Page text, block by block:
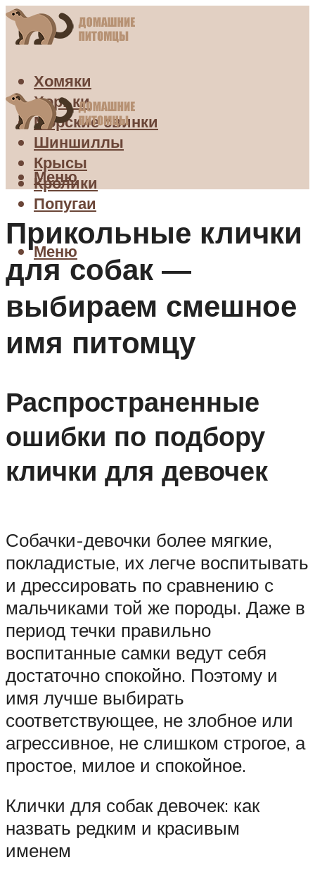
Хомяки
Хорьки
Морские свинки
Шиншиллы
Крысы
Кролики
Попугаи
Меню
Меню
Прикольные клички
для собак —
выбираем смешное
имя питомцу
Распространенные
ошибки по подбору
клички для девочек
Собачки-девочки более мягкие,
покладистые, их легче воспитывать
и дрессировать по сравнению с
мальчиками той же породы. Даже в
период течки правильно
воспитанные самки ведут себя
достаточно спокойно. Поэтому и
имя лучше выбирать
соответствующее, не злобное или
агрессивное, не слишком строгое, а
простое, милое и спокойное.
Клички для собак девочек: как
назвать редким и красивым
именем